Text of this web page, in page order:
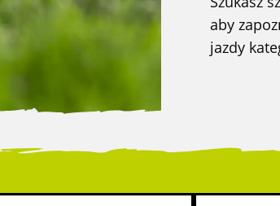
aby
jazdy